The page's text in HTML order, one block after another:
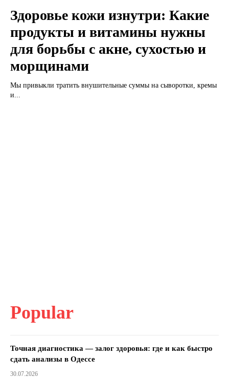
Здоровье кожи изнутри: Какие
продукты и витамины нужны
для борьбы с акне, сухостью и
морщинами
Мы привыкли тратить внушительные суммы на сыворотки, кремы
и...
Popular
Точная диагностика — залог здоровья: где и как быстро
сдать анализы в Одессе
30.07.2026